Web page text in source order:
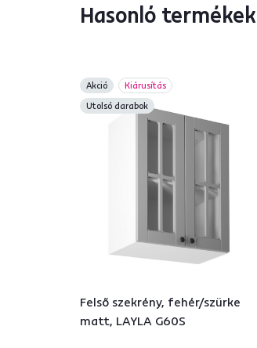
Hasonló termékek
Akció
Kiárusítás
Utolsó darabok
Felső szekrény, fehér/szürke
matt, LAYLA G60S